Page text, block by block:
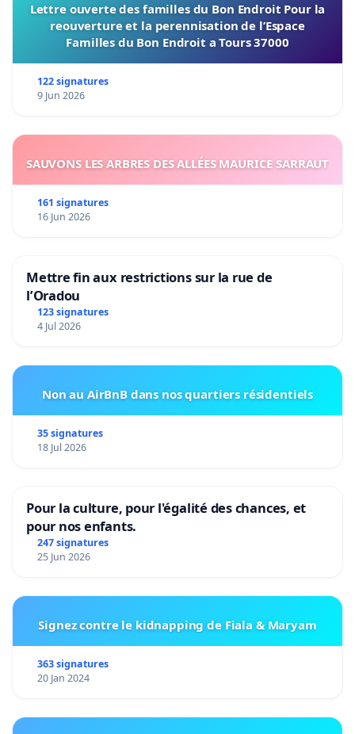
Lettre ouverte des familles du Bon Endroit Pour la
reouverture et la perennisation de l’Espace
Familles du Bon Endroit a Tours 37000
122 signatures
9 Jun 2026
SAUVONS LES ARBRES DES ALLÉES MAURICE SARRAUT
161 signatures
16 Jun 2026
Mettre fin aux restrictions sur la rue de
l’Oradou
123 signatures
4 Jul 2026
Non au AirBnB dans nos quartiers résidentiels
35 signatures
18 Jul 2026
Pour la culture, pour l'égalité des chances, et
pour nos enfants.
247 signatures
25 Jun 2026
Signez contre le kidnapping de Fiala & Maryam
363 signatures
20 Jan 2024